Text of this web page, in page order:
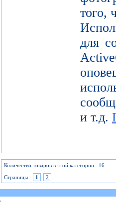
того,
для
и т.д.
Количество товаров в этой категории : 16
Страницы :
1 2